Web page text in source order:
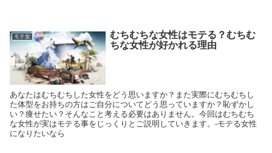
モテ女
むちむちな女性はモテる？むちむ
ちな女性が好かれる理由
あなたはむちむちした女性をどう思いますか？また実際にむちむちし
た体型をお持ちの方はご自分についてどう思っていますか？恥ずかし
い？痩せたい？そんなこと考える必要はありません。今回はむちむち
な女性が実はモテる事をじっくりとご説明していきます。-モテる女性
になりたいなら